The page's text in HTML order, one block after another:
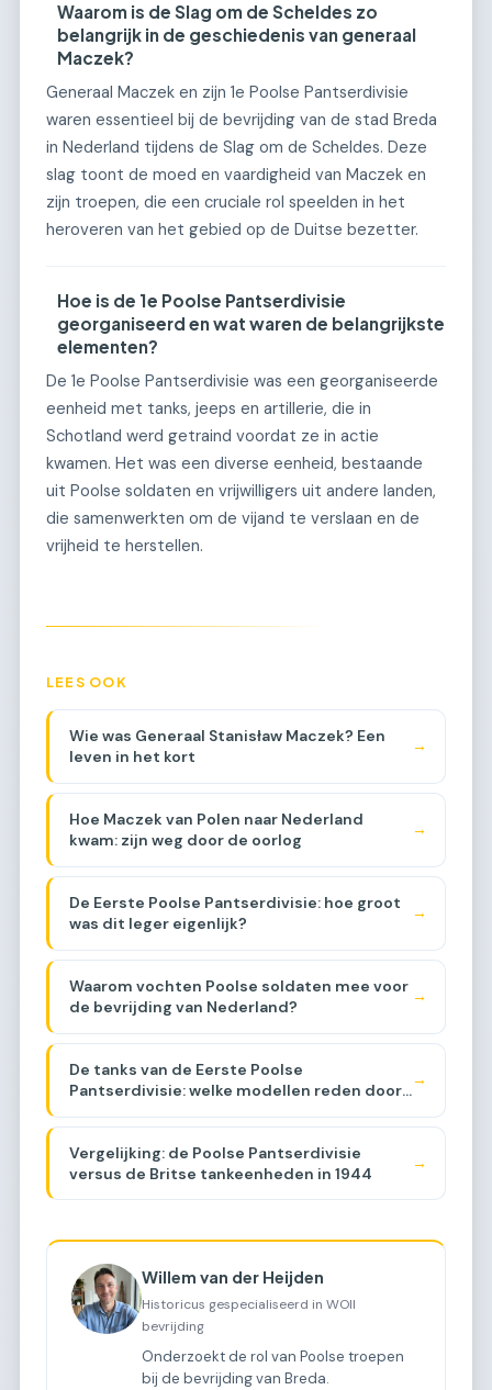
Waarom is de Slag om de Scheldes zo
belangrijk in de geschiedenis van generaal
Maczek?
Generaal Maczek en zijn 1e Poolse Pantserdivisie
waren essentieel bij de bevrijding van de stad Breda
in Nederland tijdens de Slag om de Scheldes. Deze
slag toont de moed en vaardigheid van Maczek en
zijn troepen, die een cruciale rol speelden in het
heroveren van het gebied op de Duitse bezetter.
Hoe is de 1e Poolse Pantserdivisie
georganiseerd en wat waren de belangrijkste
elementen?
De 1e Poolse Pantserdivisie was een georganiseerde
eenheid met tanks, jeeps en artillerie, die in
Schotland werd getraind voordat ze in actie
kwamen. Het was een diverse eenheid, bestaande
uit Poolse soldaten en vrijwilligers uit andere landen,
die samenwerkten om de vijand te verslaan en de
vrijheid te herstellen.
LEES OOK
Wie was Generaal Stanisław Maczek? Een
leven in het kort
→
Hoe Maczek van Polen naar Nederland
kwam: zijn weg door de oorlog
→
De Eerste Poolse Pantserdivisie: hoe groot
was dit leger eigenlijk?
→
Waarom vochten Poolse soldaten mee voor
de bevrijding van Nederland?
→
De tanks van de Eerste Poolse
Pantserdivisie: welke modellen reden door
→
Vergelijking: de Poolse Pantserdivisie
versus de Britse tankeenheden in 1944
→
Willem van der Heijden
Historicus gespecialiseerd in WOII
bevrijding
Onderzoekt de rol van Poolse troepen
bij de bevrijding van Breda.